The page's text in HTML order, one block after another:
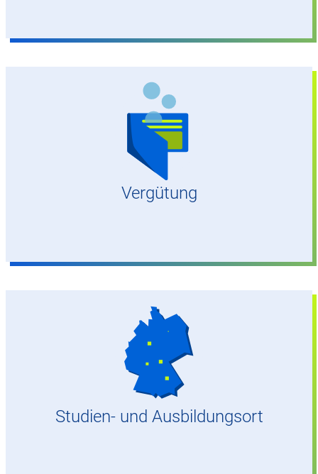
Vergütung
1.200–5.000 Euro/Monat (je nach Studien-/
Ausbildungsstufe)
Studien- und Ausbildungsort
Hochschule Worms – University of Applied
Sciences & Flugsicherungs­campus in Langen